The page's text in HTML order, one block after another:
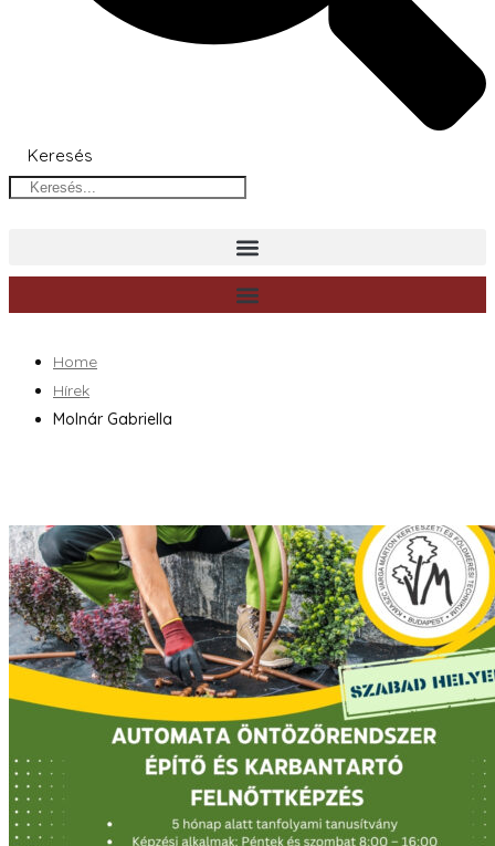
Keresés
Home
Hírek
Molnár Gabriella